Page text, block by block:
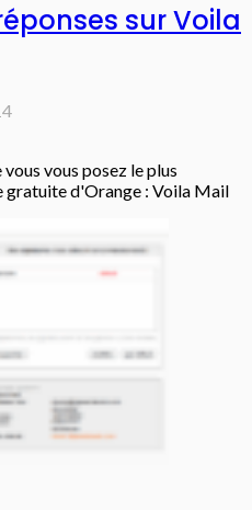
sur Voila
vous posez le plus
gratuite d'Orange : Voila Mail